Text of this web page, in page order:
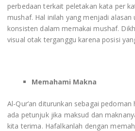
perbedaan terkait peletakan kata per
mushaf. Hal inilah yang menjadi
konsisten dalam memakai mushaf.
visual otak terganggu karena posisi
Memahami Makna
Al-Qur’an diturunkan sebagai
ada petunjuk jika maksud dan
kita terima. Hafalkanlah dengan